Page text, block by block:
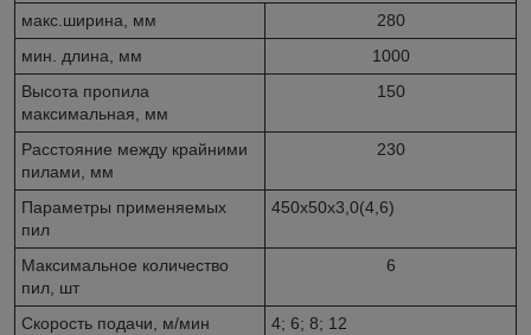
макс.ширина, мм
280
мин. длина, мм
1000
Высота пропила
максимальная, мм
150
Расстояние между крайними
пилами, мм
230
Параметры применяемых
пил
450х50х3,0(4,6)
Максимальное количество
пил, шт
6
Скорость подачи, м/мин
4; 6; 8; 12